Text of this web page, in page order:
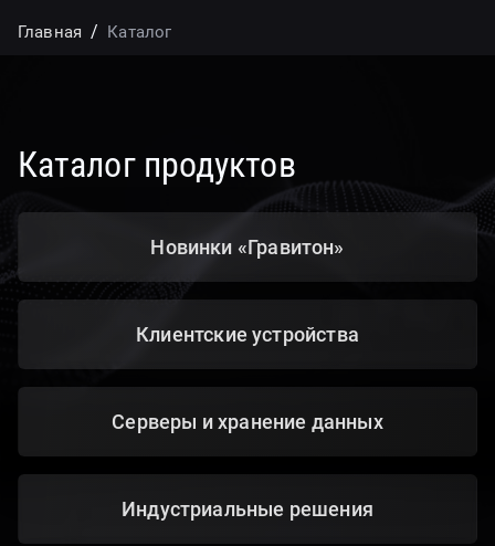
Главная Каталог
Каталог продуктов
Новинки «Гравитон»
Клиентские устройства
Серверы и хранение данных
Индустриальные решения